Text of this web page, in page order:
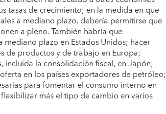
tasas de crecimiento; en la medida en que
a mediano plazo, debería permitirse que
a pleno. También habría que
plazo en Estados Unidos; hacer
de productos y de trabajo en Europa;
incluida la consolidación fiscal, en Japón;
en los países exportadores de petróleo;
para fomentar el consumo interno en
más el tipo de cambio en varios